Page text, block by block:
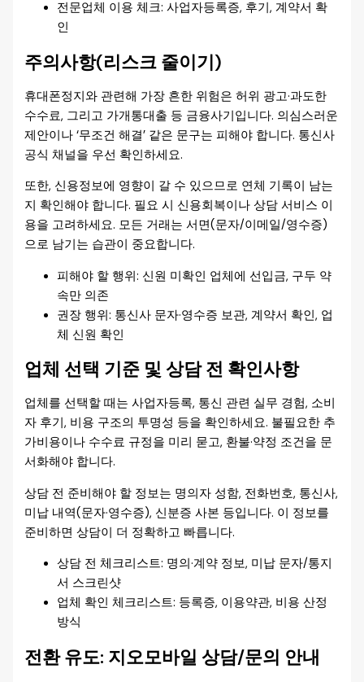
전문업체 이용 체크: 사업자등록증, 후기, 계약서 확
인
주의사항(리스크 줄이기)
휴대폰정지와 관련해 가장 흔한 위험은 허위 광고·과도한
수수료, 그리고 가개통대출 등 금융사기입니다. 의심스러운
제안이나 ‘무조건 해결’ 같은 문구는 피해야 합니다. 통신사
공식 채널을 우선 확인하세요.
또한, 신용정보에 영향이 갈 수 있으므로 연체 기록이 남는
지 확인해야 합니다. 필요 시 신용회복이나 상담 서비스 이
용을 고려하세요. 모든 거래는 서면(문자/이메일/영수증)
으로 남기는 습관이 중요합니다.
피해야 할 행위: 신원 미확인 업체에 선입금, 구두 약
속만 의존
권장 행위: 통신사 문자·영수증 보관, 계약서 확인, 업
체 신원 확인
업체 선택 기준 및 상담 전 확인사항
업체를 선택할 때는 사업자등록, 통신 관련 실무 경험, 소비
자 후기, 비용 구조의 투명성 등을 확인하세요. 불필요한 추
가비용이나 수수료 규정을 미리 묻고, 환불·약정 조건을 문
서화해야 합니다.
상담 전 준비해야 할 정보는 명의자 성함, 전화번호, 통신사,
미납 내역(문자·영수증), 신분증 사본 등입니다. 이 정보를
준비하면 상담이 더 정확하고 빠릅니다.
상담 전 체크리스트: 명의·계약 정보, 미납 문자/통지
서 스크린샷
업체 확인 체크리스트: 등록증, 이용약관, 비용 산정
방식
전환 유도: 지오모바일 상담/문의 안내